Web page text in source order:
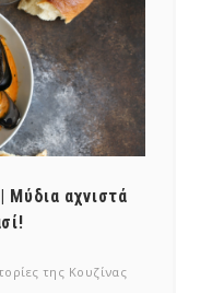
Μύδια αχνιστά
της Κουζίνας